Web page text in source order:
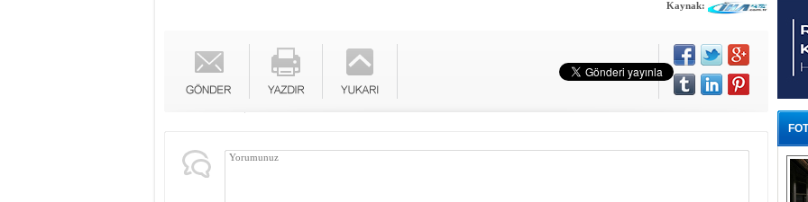
Kaynak: